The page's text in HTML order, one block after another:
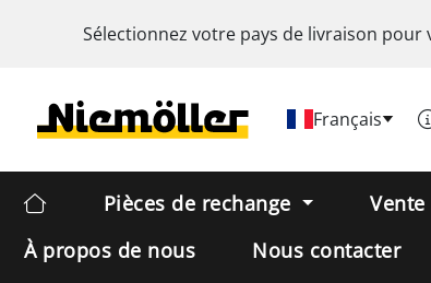
Sélectionnez votre pays de livraison pour
Français
Pièces de rechange
À propos de nous
Nous contacter